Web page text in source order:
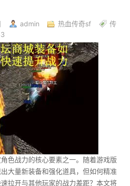
admin 热血传奇sf
传
色战力的核心要素之一。随着游戏版
大量新装备和强化道具，但如何精准
拉开与其他玩家的战力差距？本文将